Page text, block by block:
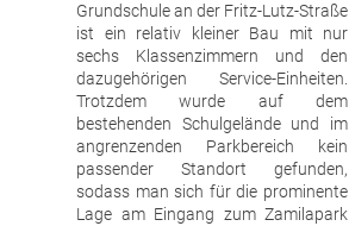
Grundschule an der Fritz-Lutz-Straße
ist ein relativ kleiner Bau mit nur
sechs Klassenzimmern und den
dazugehörigen Service-Einheiten.
Trotzdem wurde auf dem
bestehenden Schulgelände und im
angrenzenden Parkbereich kein
passender Standort gefunden,
sodass man sich für die prominente
Lage am Eingang zum Zamilapark